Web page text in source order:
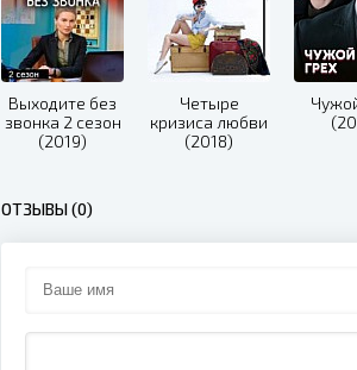
Выходите без
звонка 2 сезон
(2019)
Четыре
кризиса любви
(2018)
ОТЗЫВЫ (0)